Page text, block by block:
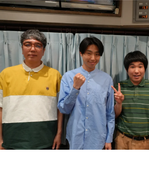
お知らせ
イベント・グッズ
YouTube
会社情報